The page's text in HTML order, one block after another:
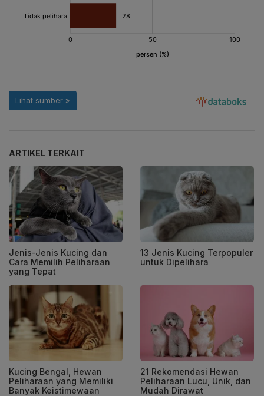
ARTIKEL TERKAIT
Jenis-Jenis Kucing dan
Cara Memilih Peliharaan
yang Tepat
13 Jenis Kucing Terpopuler
untuk Dipelihara
Kucing Bengal, Hewan
Peliharaan yang Memiliki
Banyak Keistimewaan
21 Rekomendasi Hewan
Peliharaan Lucu, Unik, dan
Mudah Dirawat